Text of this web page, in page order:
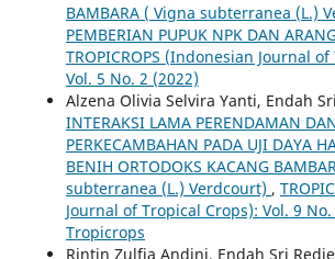
BAMBARA ( Vigna subterranea (L.)
PEMBERIAN PUPUK NPK DAN
TROPICROPS (Indonesian Journal
Vol. 5 No. 2 (2022)
Alzena Olivia Selvira Yanti, Endah
INTERAKSI LAMA PERENDAMAN
PERKECAMBAHAN PADA UJI DAYA
BENIH ORTODOKS KACANG
subterranea (L.) Verdcourt) ,
Journal of Tropical Crops): Vol. 9
Tropicrops
Rintin Zulfia Andini, Endah Sri